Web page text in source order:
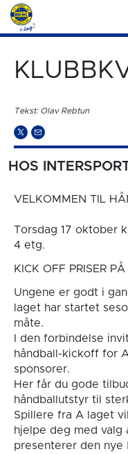
Tekst: Olav Rebtun
HOS
VELKOMMEN TIL
Torsdag 17 oktober
4 etg.
KICK OFF PRISER
Ungene er godt i
laget har startet
måte.
I den forbindelse
håndball-kickoff for
sponsorer.
Her får du gode
håndballutstyr til
Spillere fra A laget
hjelpe deg med valg
presenterer den nye